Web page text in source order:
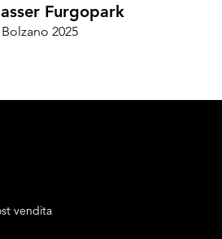
Furgopark
Bolzano 2025
vendita